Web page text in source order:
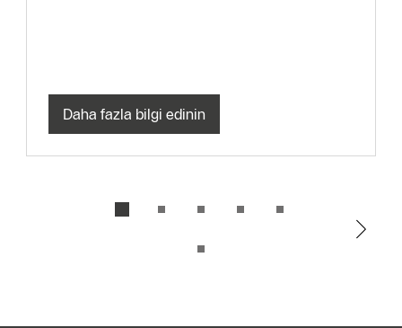
Daha fazla bilgi edinin